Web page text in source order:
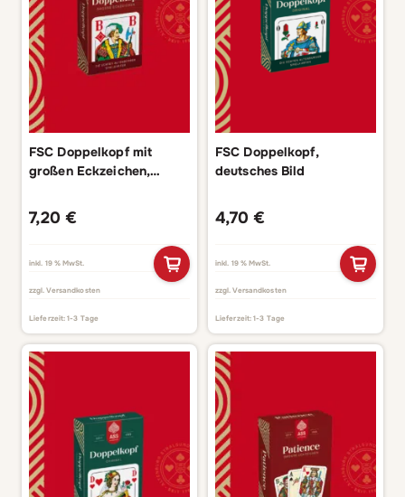
FSC Doppelkopf mit
großen Eckzeichen,
7,20 €
inkl. 19 % MwSt.
zzgl. Versandkosten
Lieferzeit:1-3 Tage
FSC Doppelkopf,
deutsches Bild
4,70 €
inkl. 19 % MwSt.
zzgl. Versandkosten
Lieferzeit:1-3 Tage